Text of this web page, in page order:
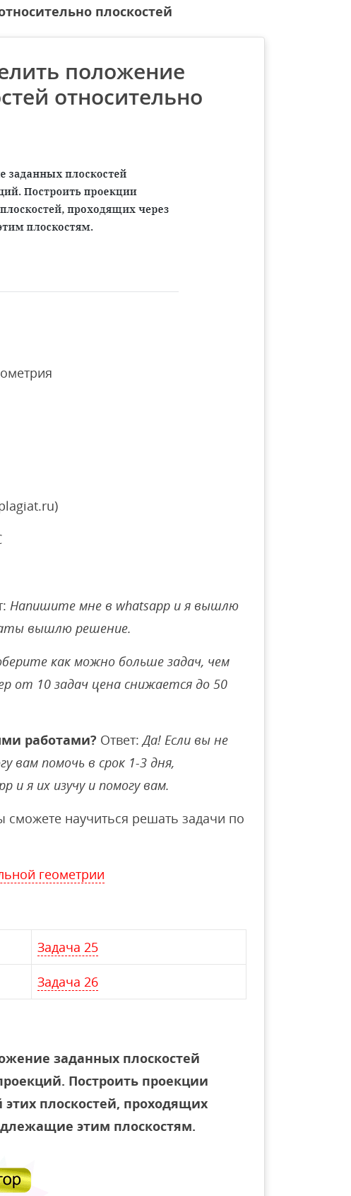
плоскостей
положение
относительно
Напишите мне в whatsapp и я вышлю
вышлю решение.
как можно больше задач, чем
от 10 задач цена снижается до 50
работами? Ответ:Да! Если вы не
вам помочь в срок 1-3 дня,
и я их изучу и помогу вам.
научиться решать задачи по
геометрии
Задача 25
Задача 26
заданных плоскостей
Построить проекции
плоскостей, проходящих
этим плоскостям.